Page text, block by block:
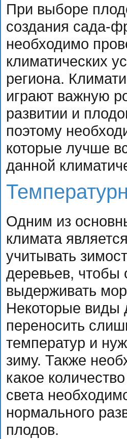
При выборе
создания сада-
необходимо
климатических
региона.
играют важную
развитии и
поэтому
которые лучше
данной
Одним из
климата
учитывать
деревьев, чтобы
выдерживать
Некоторые виды
переносить
температур и
зиму. Также
какое
света
нормального
плодов.